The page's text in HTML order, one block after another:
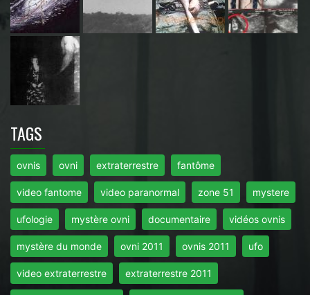
TAGS
ovnis ovni extraterrestre fantôme
video fantome video paranormal zone 51 mystere
ufologie mystère ovni documentaire vidéos ovnis
mystère du monde ovni 2011 ovnis 2011 ufo
video extraterrestre extraterrestre 2011